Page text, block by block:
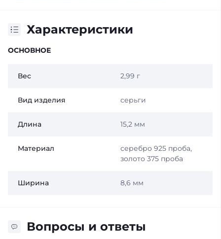
Характеристики
ОСНОВНОЕ
Вес 2,99 г
Вид изделия серьги
Длина 15,2 мм
Материал
серебро 925 проба,
золото 375 проба
Ширина 8,6 мм
Вопросы и ответы